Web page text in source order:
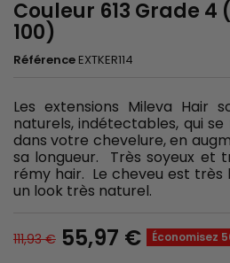
Couleur 613 Grade
100)
Référence EXTKER114
Les extensions Mileva Hair
naturels, indétectables, qui
dans votre chevelure, en
sa longueur. Très soyeux et
rémy hair. Le cheveu est très
un look très naturel.
111,93 € 55,97 € Économisez